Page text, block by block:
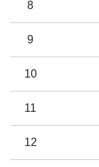
8
9
10
11
12